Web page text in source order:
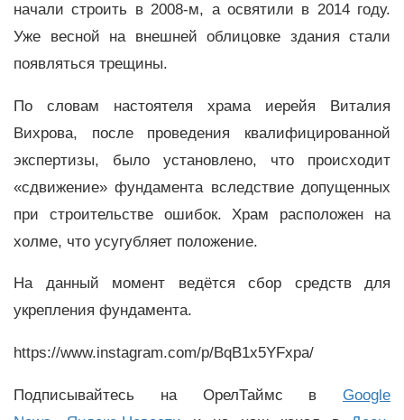
начали строить в 2008-м, а освятили в 2014 году.
Уже весной на внешней облицовке здания стали
появляться трещины.
По словам настоятеля храма иерейя Виталия
Вихрова, после проведения квалифицированной
экспертизы, было установлено, что происходит
«сдвижение» фундамента вследствие допущенных
при строительстве ошибок. Храм расположен на
холме, что усугубляет положение.
На данный момент ведётся сбор средств для
укрепления фундамента.
https://www.instagram.com/p/BqB1x5YFxpa/
Подписывайтесь на ОрелТаймс в Google